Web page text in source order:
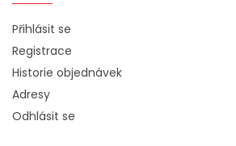
Přihlásit se
Registrace
Historie objednávek
Adresy
Odhlásit se